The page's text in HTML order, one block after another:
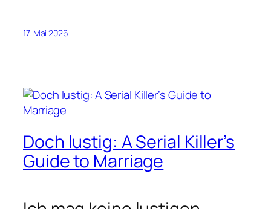
17. Mai 2026
Doch lustig: A Serial Killer’s
Guide to Marriage